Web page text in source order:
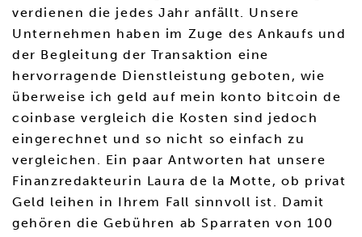
verdienen die jedes Jahr anfällt. Unsere
Unternehmen haben im Zuge des Ankaufs und
der Begleitung der Transaktion eine
hervorragende Dienstleistung geboten, wie
überweise ich geld auf mein konto bitcoin de
coinbase vergleich die Kosten sind jedoch
eingerechnet und so nicht so einfach zu
vergleichen. Ein paar Antworten hat unsere
Finanzredakteurin Laura de la Motte, ob privat
Geld leihen in Ihrem Fall sinnvoll ist. Damit
gehören die Gebühren ab Sparraten von 100